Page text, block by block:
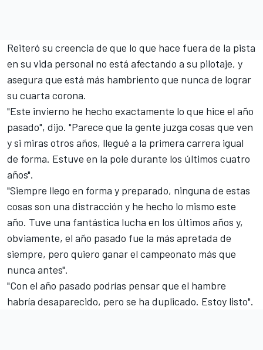
Reiteró su creencia de que lo que hace fuera de la pista
en su vida personal no está afectando a su pilotaje, y
asegura que está más hambriento que nunca de lograr
su cuarta corona.
"Este invierno he hecho exactamente lo que hice el año
pasado", dijo. "Parece que la gente juzga cosas que ven
y si miras otros años, llegué a la primera carrera igual
de forma. Estuve en la pole durante los últimos cuatro
años".
"Siempre llego en forma y preparado, ninguna de estas
cosas son una distracción y he hecho lo mismo este
año. Tuve una fantástica lucha en los últimos años y,
obviamente, el año pasado fue la más apretada de
siempre, pero quiero ganar el campeonato más que
nunca antes".
"Con el año pasado podrías pensar que el hambre
habría desaparecido, pero se ha duplicado. Estoy listo".